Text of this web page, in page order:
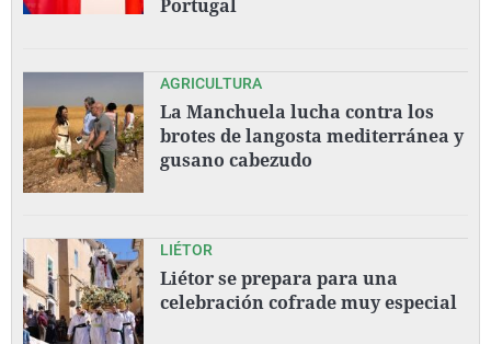
Portugal
AGRICULTURA
La Manchuela lucha contra los
brotes de langosta mediterránea y
gusano cabezudo
LIÉTOR
Liétor se prepara para una
celebración cofrade muy especial